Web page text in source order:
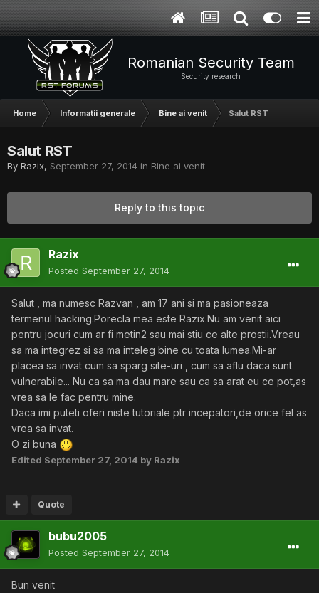
Romanian Security Team
Security research
Home Informatii generale Bine ai venit Salut RST
Salut RST
By Razix, September 27, 2014 in Bine ai venit
Reply to this topic
Razix
Posted September 27, 2014
Salut , ma numesc Razvan , am 17 ani si ma pasioneaza
termenul hacking.Porecla mea este Razix.Nu am venit aici
pentru jocuri cum ar fi metin2 sau mai stiu ce alte prostii.Vreau
sa ma integrez si sa ma inteleg bine cu toata lumea.Mi-ar
placea sa invat cum sa sparg site-uri , cum sa aflu daca sunt
vulnerabile... Nu ca sa ma dau mare sau ca sa arat eu ce pot,as
vrea sa le fac pentru mine.
Daca imi puteti oferi niste tutoriale ptr incepatori,de orice fel as
vrea sa invat.
O zi buna
Edited September 27, 2014 by Razix
Quote
bubu2005
Posted September 27, 2014
Bun venit